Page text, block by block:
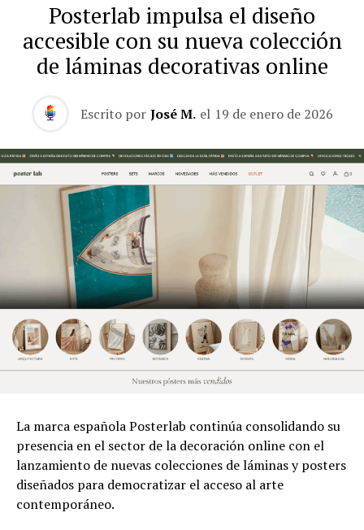
Posterlab impulsa el diseño
accesible con su nueva colección
de láminas decorativas online
Escrito por José M. el 19 de enero de 2026
La marca española Posterlab continúa consolidando su
presencia en el sector de la decoración online con el
lanzamiento de nuevas colecciones de láminas y posters
diseñados para democratizar el acceso al arte
contemporáneo.